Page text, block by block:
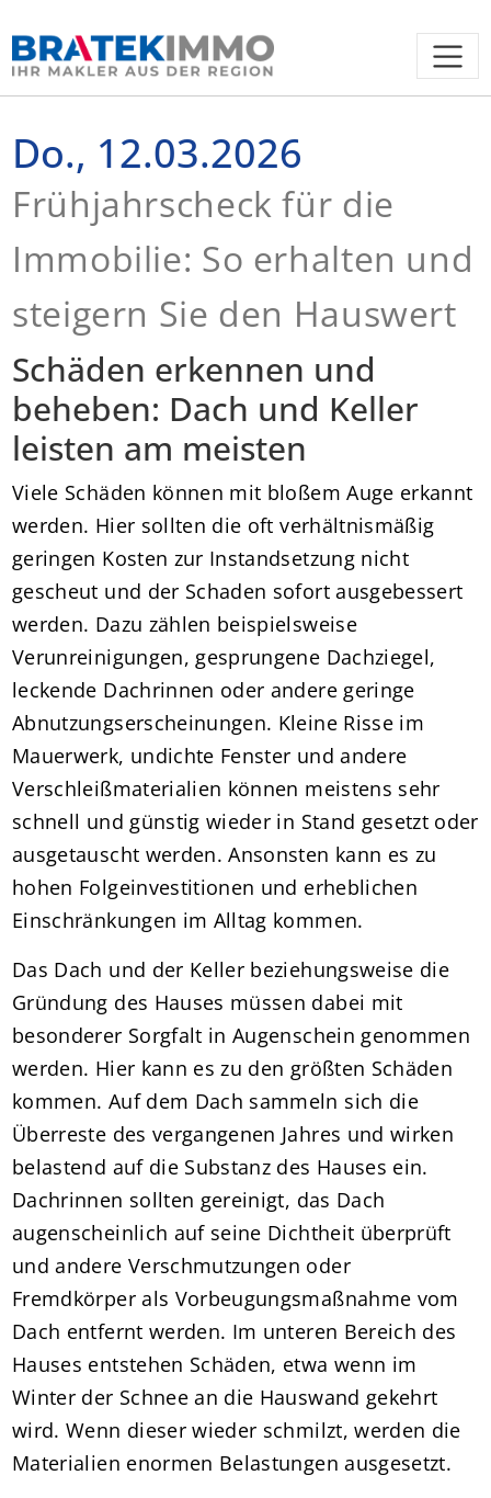
Do., 12.03.2026
Frühjahrscheck für die
Immobilie: So erhalten und
steigern Sie den Hauswert
Schäden erkennen und
beheben: Dach und Keller
leisten am meisten
Viele Schäden können mit bloßem Auge erkannt
werden. Hier sollten die oft verhältnismäßig
geringen Kosten zur Instandsetzung nicht
gescheut und der Schaden sofort ausgebessert
werden. Dazu zählen beispielsweise
Verunreinigungen, gesprungene Dachziegel,
leckende Dachrinnen oder andere geringe
Abnutzungserscheinungen. Kleine Risse im
Mauerwerk, undichte Fenster und andere
Verschleißmaterialien können meistens sehr
schnell und günstig wieder in Stand gesetzt oder
ausgetauscht werden. Ansonsten kann es zu
hohen Folgeinvestitionen und erheblichen
Einschränkungen im Alltag kommen.
Das Dach und der Keller beziehungsweise die
Gründung des Hauses müssen dabei mit
besonderer Sorgfalt in Augenschein genommen
werden. Hier kann es zu den größten Schäden
kommen. Auf dem Dach sammeln sich die
Überreste des vergangenen Jahres und wirken
belastend auf die Substanz des Hauses ein.
Dachrinnen sollten gereinigt, das Dach
augenscheinlich auf seine Dichtheit überprüft
und andere Verschmutzungen oder
Fremdkörper als Vorbeugungsmaßnahme vom
Dach entfernt werden. Im unteren Bereich des
Hauses entstehen Schäden, etwa wenn im
Winter der Schnee an die Hauswand gekehrt
wird. Wenn dieser wieder schmilzt, werden die
Materialien enormen Belastungen ausgesetzt.